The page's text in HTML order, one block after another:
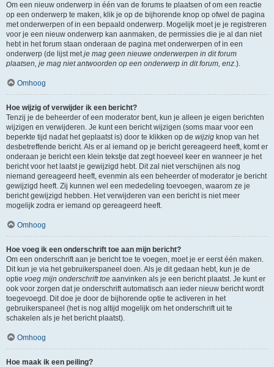
Om een nieuw onderwerp in één van de forums te plaatsen of om een reactie
op een onderwerp te maken, klik je op de bijhorende knop op ofwel de pagina
met onderwerpen of in een bepaald onderwerp. Mogelijk moet je je registreren
voor je een nieuw onderwerp kan aanmaken, de permissies die je al dan niet
hebt in het forum staan onderaan de pagina met onderwerpen of in een
onderwerp (de lijst metje mag geen nieuwe onderwerpen in dit forum
plaatsen, je mag niet antwoorden op een onderwerp in dit forum, enz.).
Omhoog
Hoe wijzig of verwijder ik een bericht?
Tenzij je de beheerder of een moderator bent, kun je alleen je eigen berichten
wijzigen en verwijderen. Je kunt een bericht wijzigen (soms maar voor een
beperkte tijd nadat het geplaatst is) door te klikken op de wijzig knop van het
desbetreffende bericht. Als er al iemand op je bericht gereageerd heeft, komt er
onderaan je bericht een klein tekstje dat zegt hoeveel keer en wanneer je het
bericht voor het laatst je gewijzigd hebt. Dit zal niet verschijnen als nog
niemand gereageerd heeft, evenmin als een beheerder of moderator je bericht
gewijzigd heeft. Zij kunnen wel een mededeling toevoegen, waarom ze je
bericht gewijzigd hebben. Het verwijderen van een bericht is niet meer
mogelijk zodra er iemand op gereageerd heeft.
Omhoog
Hoe voeg ik een onderschrift toe aan mijn bericht?
Om een onderschrift aan je bericht toe te voegen, moet je er eerst één maken.
Dit kun je via het gebruikerspaneel doen. Als je dit gedaan hebt, kun je de
optie voeg mijn onderschrift toe aanvinken als je een bericht plaatst. Je kunt er
ook voor zorgen dat je onderschrift automatisch aan ieder nieuw bericht wordt
toegevoegd. Dit doe je door de bijhorende optie te activeren in het
gebruikerspaneel (het is nog altijd mogelijk om het onderschrift uit te
schakelen als je het bericht plaatst).
Omhoog
Hoe maak ik een peiling?